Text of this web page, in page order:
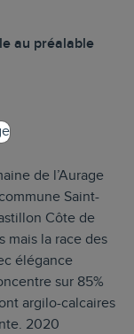
au préalable
de l’Aurage
Saint-
Côte de
mais la race des
élégance
sur 85%
argilo-calcaires
2020